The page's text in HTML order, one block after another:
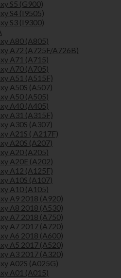
S5 (G900)
S4 (I9505)
S3 (I9300)
A80 (A805)
A72 (A725F/A726B)
A71 (A715)
A70 (A705)
A51 (A515F)
A50S (A507)
A50 (A505)
A40 (A405)
A31 (A315F)
A30S (A307)
A21S ( A217F)
A20S (A207)
A20 (A205)
A20E (A202)
A12 (A125F)
A10S (A107)
A10 (A105)
A9 2018 (A920)
A8 2018 (A530)
A7 2018 (A750)
A7 2017 (A720)
A6 2018 (A600)
A5 2017 (A520)
A3 2017 (A320)
A02S (A025G)
A01 (A015)